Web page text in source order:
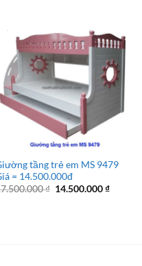
tầng trẻ em MS 9479
= 14.500.000đ
₫ Giá
14.500.000₫Giá